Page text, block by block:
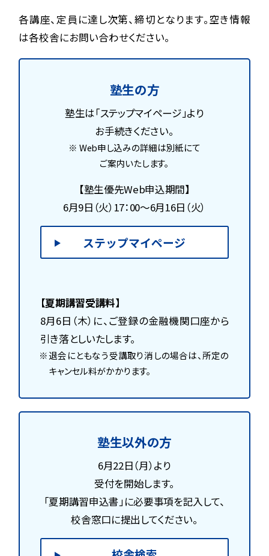
各講座、定員に達し次第、締切となります。空き情報
は各校舎にお問い合わせください。
塾生の方
塾生は「ステップマイページ」より
お手続きください。
※ Web申し込みの詳細は別紙にて
ご案内いたします。
【塾生優先Web申込期間】
6月9日（火）17：00～6月16日（火）
ステップマイページ
【夏期講習受講料】
8月6日（木）に、ご登録の金融機関口座から
引き落としいたします。
退会にともなう受講取り消しの場合は、所定の
キャンセル料がかかります。
塾生以外の方
6月22日（月）より
受付を開始します。
「夏期講習申込書」に必要事項を記入して、
校舎窓口に提出してください。